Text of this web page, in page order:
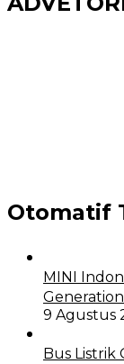
Otomatif
MINI
9 Agustus
Bus Listrik